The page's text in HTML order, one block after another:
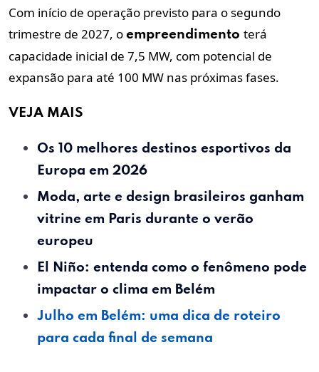
Com início de operação previsto para o segundo
trimestre de 2027, o empreendimento terá
capacidade inicial de 7,5 MW, com potencial de
expansão para até 100 MW nas próximas fases.
VEJA MAIS
Os 10 melhores destinos esportivos da
Europa em 2026
Moda, arte e design brasileiros ganham
vitrine em Paris durante o verão
europeu
El Niño: entenda como o fenômeno pode
impactar o clima em Belém
Julho em Belém: uma dica de roteiro
para cada final de semana